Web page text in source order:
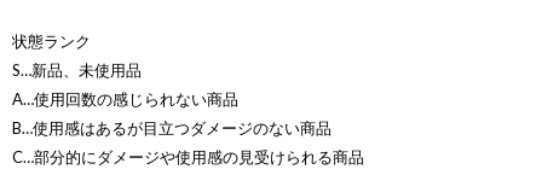
状態ランク
S…新品、未使用品
A…使用回数の感じられない商品
B…使用感はあるが目立つダメージのない商品
C…部分的にダメージや使用感の見受けられる商品